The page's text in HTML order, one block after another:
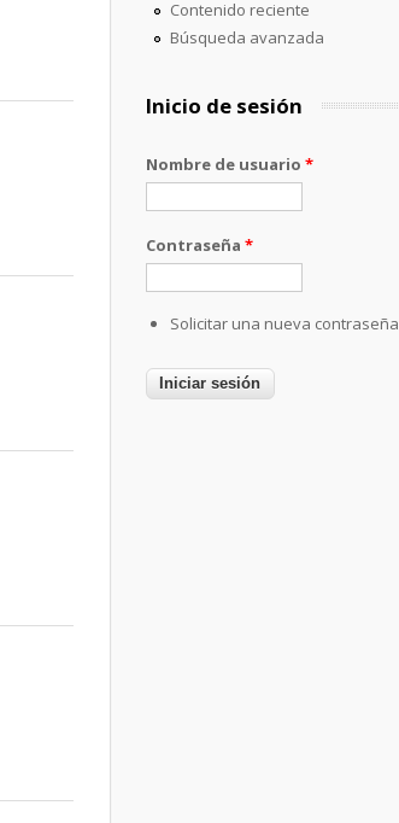
Contenido reciente
Búsqueda avanzada
Inicio de sesión
Nombre de usuario *
Contraseña *
Solicitar una nueva contraseña